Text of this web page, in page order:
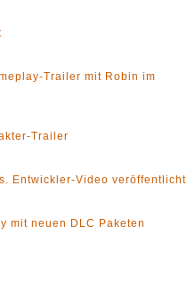
Trailer mit Robin im
Trailer
Entwickler-Video veröffentlicht
mit neuen DLC Paketen